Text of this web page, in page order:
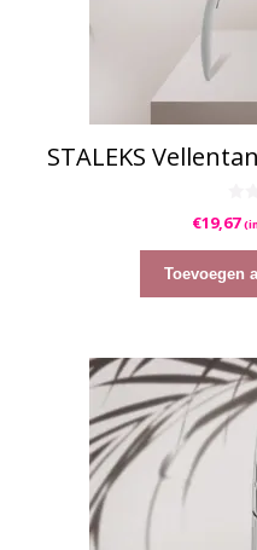
STALEKS
v
5
€19,67
Toevoegen